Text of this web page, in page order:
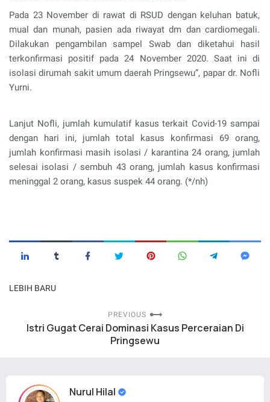
Pada 23 November di rawat di RSUD dengan keluhan batuk,
mual dan munah, pasien ada riwayat dm dan cardiomegali.
Dilakukan pengambilan sampel Swab dan diketahui hasil
terkonfirmasi positif pada 24 November 2020. Saat ini di
isolasi dirumah sakit umum daerah Pringsewu”, papar dr. Nofli
Yurni.
Lanjut Nofli, jumlah kumulatif kasus terkait Covid-19 sampai
dengan hari ini, jumlah total kasus konfirmasi 69 orang,
jumlah konfirmasi masih isolasi / karantina 24 orang, jumlah
selesai isolasi / sembuh 43 orang, jumlah kasus konfirmasi
meninggal 2 orang, kasus suspek 44 orang. (*/nh)
LEBIH BARU
PREVIOUS
Istri Gugat Cerai Dominasi Kasus Perceraian Di
Pringsewu
Nurul Hilal